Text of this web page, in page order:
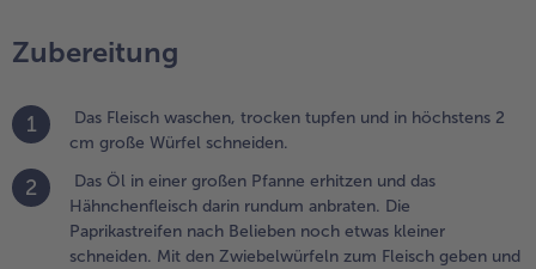
die
rühren.
Salz und
pikant
Zubereitung
1
Das Fleisch waschen, trocken tupfen und in höchstens 2
cm große Würfel schneiden.
2
Das Öl in einer großen Pfanne erhitzen und das
Hähnchenfleisch darin rundum anbraten. Die
Paprikastreifen nach Belieben noch etwas kleiner
schneiden. Mit den Zwiebelwürfeln zum Fleisch geben und